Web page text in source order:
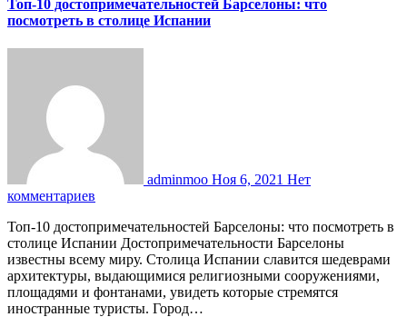
Топ-10 достопримечательностей Барселоны: что
посмотреть в столице Испании
adminmoo Ноя 6, 2021 Нет
комментариев
Топ-10 достопримечательностей Барселоны: что посмотреть в
столице Испании Достопримечательности Барселоны
известны всему миру. Столица Испании славится шедеврами
архитектуры, выдающимися религиозными сооружениями,
площадями и фонтанами, увидеть которые стремятся
иностранные туристы. Город…